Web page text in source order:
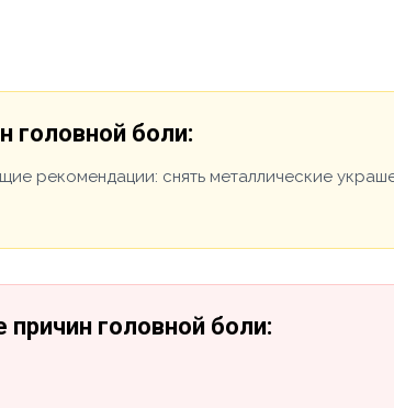
головной боли:
рекомендации: снять металлические
головной боли: